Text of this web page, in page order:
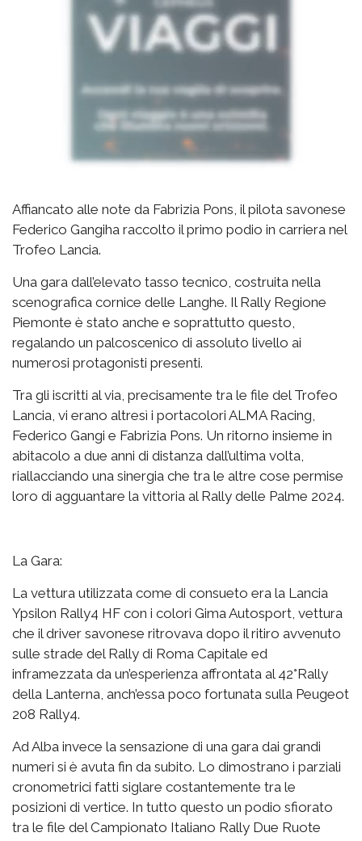
Affiancato alle note da Fabrizia Pons, il pilota savonese
Federico Gangiha raccolto il primo podio in carriera nel
Trofeo Lancia.
Una gara dall’elevato tasso tecnico, costruita nella
scenografica cornice delle Langhe. Il Rally Regione
Piemonte è stato anche e soprattutto questo,
regalando un palcoscenico di assoluto livello ai
numerosi protagonisti presenti.
Tra gli iscritti al via, precisamente tra le file del Trofeo
Lancia, vi erano altresì i portacolori ALMA Racing,
Federico Gangi e Fabrizia Pons. Un ritorno insieme in
abitacolo a due anni di distanza dall’ultima volta,
riallacciando una sinergia che tra le altre cose permise
loro di agguantare la vittoria al Rally delle Palme 2024.
La Gara:
La vettura utilizzata come di consueto era la Lancia
Ypsilon Rally4 HF con i colori Gima Autosport, vettura
che il driver savonese ritrovava dopo il ritiro avvenuto
sulle strade del Rally di Roma Capitale ed
inframezzata da un’esperienza affrontata al 42°Rally
della Lanterna, anch’essa poco fortunata sulla Peugeot
208 Rally4.
Ad Alba invece la sensazione di una gara dai grandi
numeri si è avuta fin da subito. Lo dimostrano i parziali
cronometrici fatti siglare costantemente tra le
posizioni di vertice. In tutto questo un podio sfiorato
tra le file del Campionato Italiano Rally Due Ruote